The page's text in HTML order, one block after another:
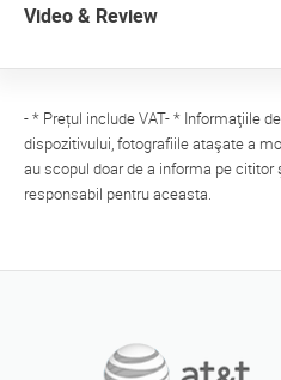
Video & Review
- * Prețul include VAT- * Informaţiile
dispozitivului, fotografiile ataşate a
au scopul doar de a informa pe cititor
responsabil pentru aceasta.